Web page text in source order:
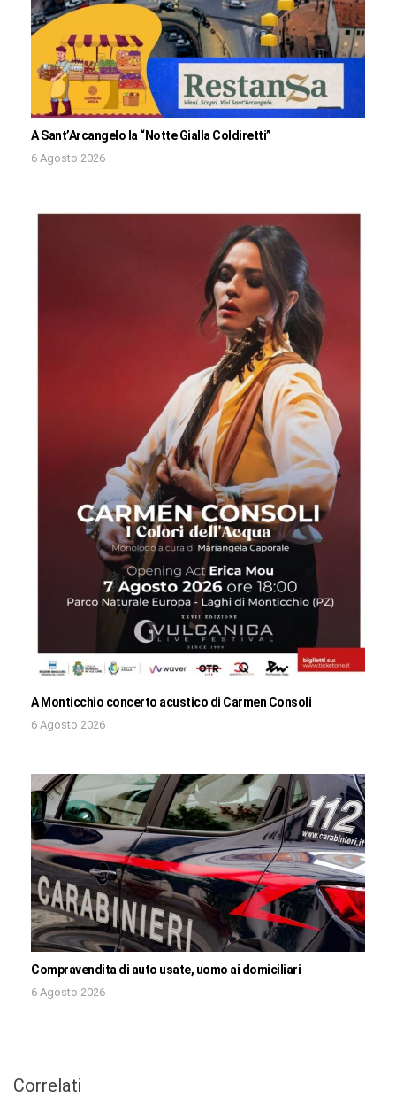
A Sant’Arcangelo la “Notte Gialla Coldiretti”
6 Agosto 2026
A Monticchio concerto acustico di Carmen Consoli
6 Agosto 2026
Compravendita di auto usate, uomo ai domiciliari
6 Agosto 2026
Correlati